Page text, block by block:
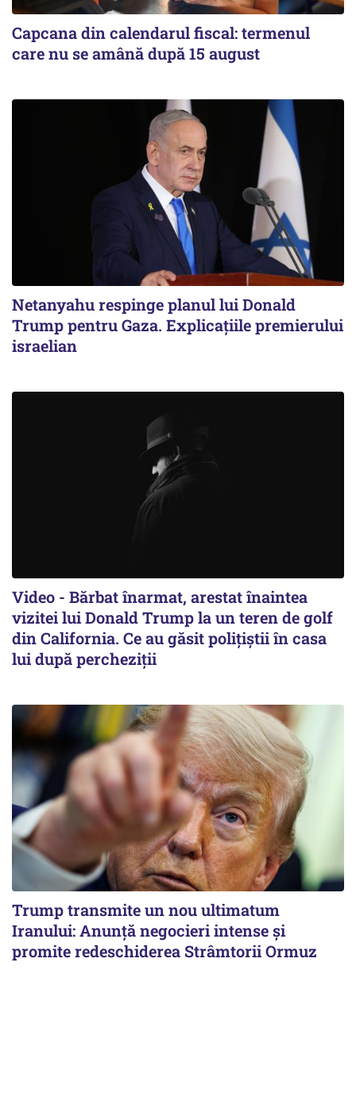
Capcana din calendarul fiscal: termenul
care nu se amână după 15 august
Netanyahu respinge planul lui Donald
Trump pentru Gaza. Explicațiile premierului
israelian
Video - Bărbat înarmat, arestat înaintea
vizitei lui Donald Trump la un teren de golf
din California. Ce au găsit polițiștii în casa
lui după percheziții
Trump transmite un nou ultimatum
Iranului: Anunță negocieri intense și
promite redeschiderea Strâmtorii Ormuz